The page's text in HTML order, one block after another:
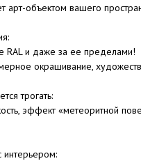
арт-объектом вашего
RAL и даже за ее пределами!
окрашивание,
трогать:
эффект «метеоритной
интерьером: